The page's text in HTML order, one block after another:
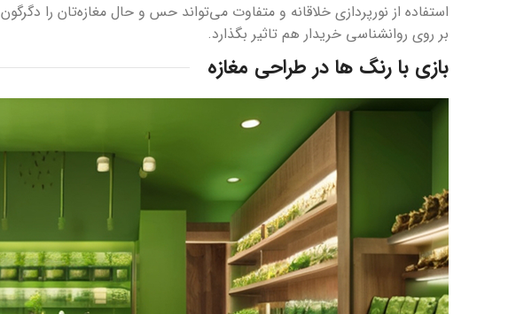
استفاده از نورپردازی خلاقانه و متفاوت می‌تواند حس و حال مغازه‌تان را
بر روی روانشناسی خریدار هم تاثیر بگذارد.
بازی با رنگ ها در طراحی مغازه